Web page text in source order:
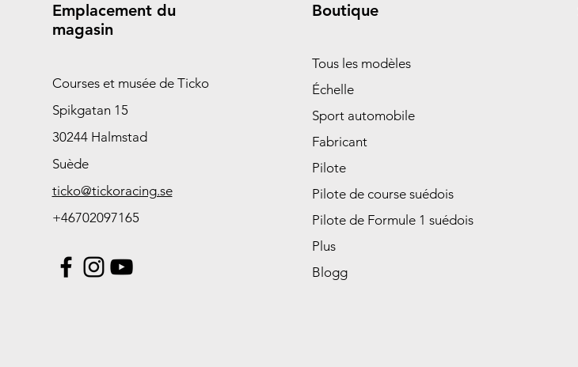
Emplacement du
magasin
Courses et musée de Ticko
Spikgatan 15
30244 Halmstad
Suède
ticko@tickoracing.se
+46702097165
Boutique
Tous les modèles
Échelle
Sport automobile
Fabricant
Pilote
Pilote de course suédois
Pilote de Formule 1 suédois
Plus
Blogg